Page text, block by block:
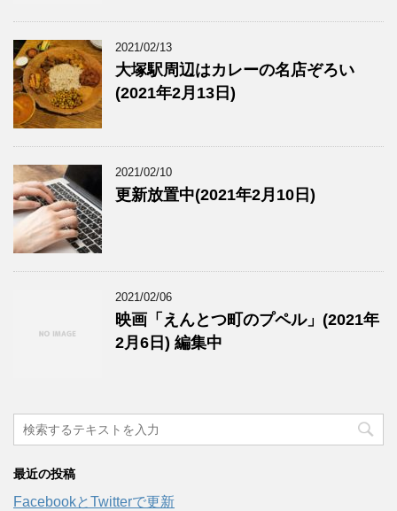
2021/02/13
大塚駅周辺はカレーの名店ぞろい
(2021年2月13日)
2021/02/10
更新放置中(2021年2月10日)
2021/02/06
映画「えんとつ町のプペル」(2021年
2月6日) 編集中
最近の投稿
FacebookとTwitterで更新